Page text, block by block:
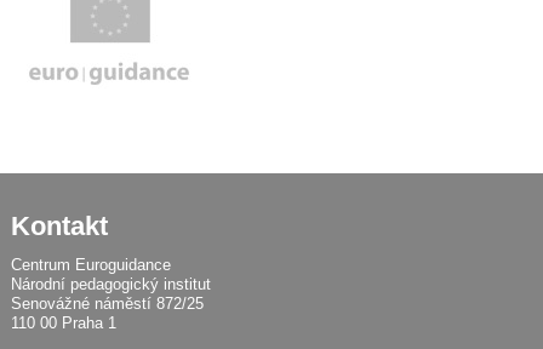
Kontakt
Centrum Euroguidance
Národní pedagogický institut
Senovážné náměstí 872/25
110 00 Praha 1